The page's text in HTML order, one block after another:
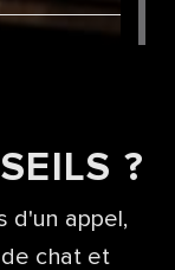
?
d'un appel,
chat et